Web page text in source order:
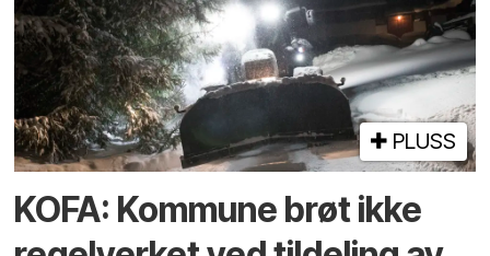
PLUSS
KOFA: Kommune brøt ikke